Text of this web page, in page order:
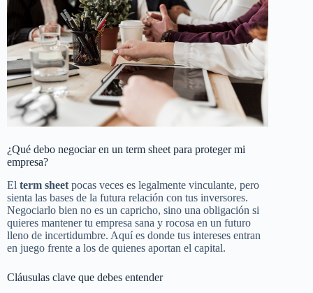
¿Qué debo negociar en un term sheet para proteger mi
empresa?
El term sheet pocas veces es legalmente vinculante, pero
sienta las bases de la futura relación con tus inversores.
Negociarlo bien no es un capricho, sino una obligación si
quieres mantener tu empresa sana y rocosa en un futuro
lleno de incertidumbre. Aquí es donde tus intereses entran
en juego frente a los de quienes aportan el capital.
Cláusulas clave que debes entender